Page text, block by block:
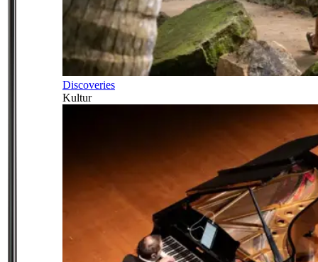
Discoveries
Kultur